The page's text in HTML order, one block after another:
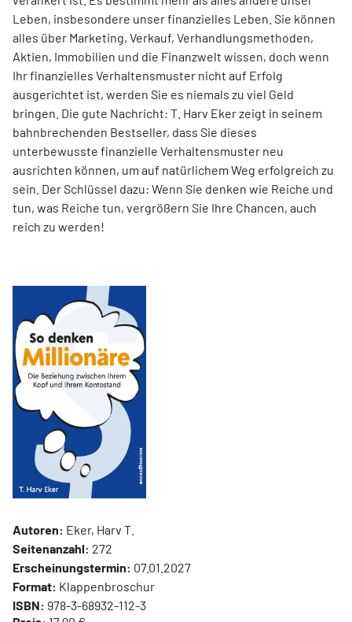
Leben, insbesondere unser finanzielles Leben. Sie können
alles über Marketing, Verkauf, Verhandlungsmethoden,
Aktien, Immobilien und die Finanzwelt wissen, doch wenn
Ihr finanzielles Verhaltensmuster nicht auf Erfolg
ausgerichtet ist, werden Sie es niemals zu viel Geld
bringen. Die gute Nachricht: T. Harv Eker zeigt in seinem
bahnbrechenden Bestseller, dass Sie dieses
unterbewusste finanzielle Verhaltensmuster neu
ausrichten können, um auf natürlichem Weg erfolgreich zu
sein. Der Schlüssel dazu: Wenn Sie denken wie Reiche und
tun, was Reiche tun, vergrößern Sie Ihre Chancen, auch
reich zu werden!
Autoren: Eker, Harv T.
Seitenanzahl: 272
Erscheinungstermin: 07.01.2027
Format: Klappenbroschur
ISBN: 978-3-68932-112-3